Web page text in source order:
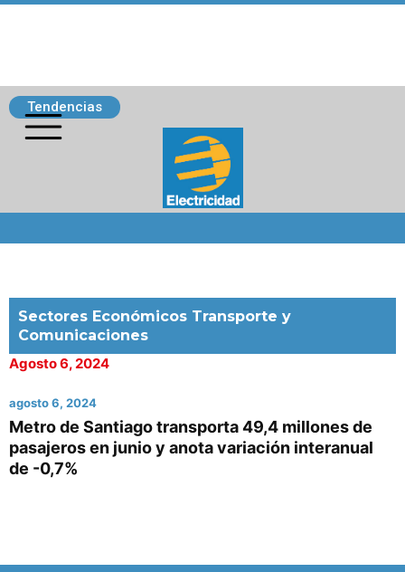
Tendencias
Sectores Económicos Transporte y
Comunicaciones
Agosto 6, 2024
agosto 6, 2024
Metro de Santiago transporta 49,4 millones de
pasajeros en junio y anota variación interanual
de -0,7%